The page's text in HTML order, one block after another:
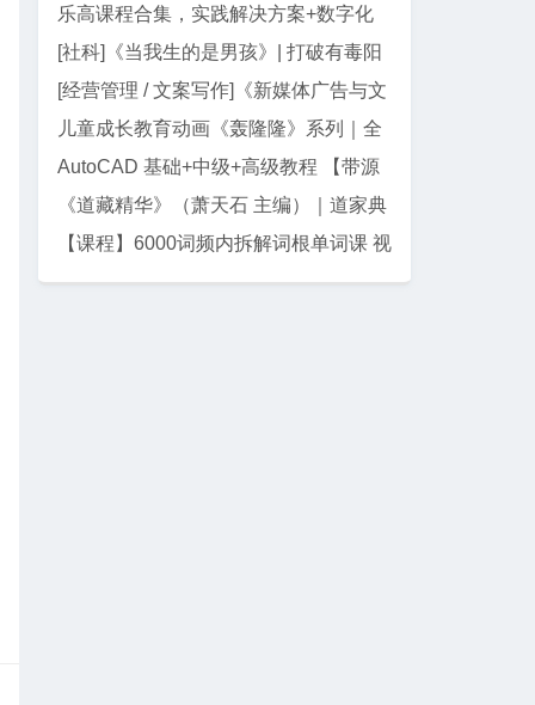
「面相」迷罗授课
乐高课程合集，实践解决方案+数字化
教学资源
[社科]《当我生的是男孩》| 打破有毒阳
刚气质的女性主义养育指南
[经营管理 / 文案写作]《新媒体广告与文
案写作》| AI 时代文案创作指南
儿童成长教育动画《轰隆隆》系列｜全
20部213集，覆盖工程/交通...
AutoCAD 基础+中级+高级教程 【带源
码课件】
《道藏精华》（萧天石 主编）｜道家典
籍珍藏集
【课程】6000词频内拆解词根单词课 视
频+讲义